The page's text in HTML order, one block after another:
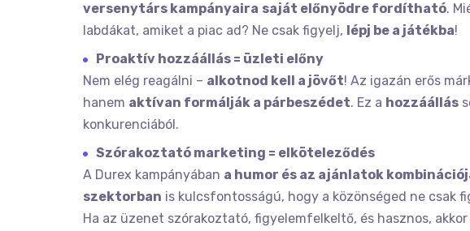
versenytárs kampányaira saját előnyödre fordítható.
labdákat, amiket a piac ad? Ne csak figyelj, lépj be a játékba!
Proaktív hozzáállás = üzleti előny
Nem elég reagálni – alkotnod kell a jövőt! Az igazán erős
hanem aktívan formálják a párbeszédet. Ez a hozzáállás
konkurenciából.
Szórakoztató marketing = elköteleződés
A Durex kampányában a humor és az ajánlatok
szektorban is kulcsfontosságú, hogy a közönséged ne csak
Ha az üzenet szórakoztató, figyelemfelkeltő, és hasznos, akkor